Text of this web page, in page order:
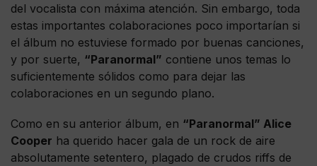
del vocalista con máxima atención. Sin embargo, toda
estas importantes colaboraciones poco importarían si
el álbum no estuviese formado por buenas canciones,
y por suerte, “Paranormal” contiene unos temas lo
suficientemente sólidos como para dejar las
colaboraciones en un segundo plano.
Como en su anterior álbum, en “Paranormal” Alice
Cooper ha querido hacer gala de un rock de aire
absolutamente setentero, plagado de crudos riffs de